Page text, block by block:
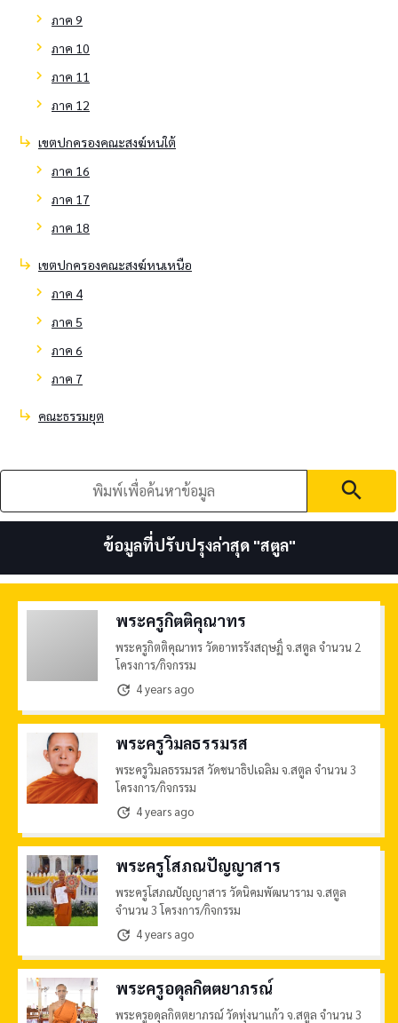
chevron_right
ภาค 9
chevron_right
ภาค 10
chevron_right
ภาค 11
chevron_right
ภาค 12
subdirectory_arrow_right เขตปกครองคณะสงฆ์หนใต้
chevron_right
ภาค 16
chevron_right
ภาค 17
chevron_right
ภาค 18
subdirectory_arrow_right เขตปกครองคณะสงฆ์หนเหนือ
chevron_right
ภาค 4
chevron_right
ภาค 5
chevron_right
ภาค 6
chevron_right
ภาค 7
subdirectory_arrow_right คณะธรรมยุต
search
ข้อมูลที่ปรับปรุงล่าสุด "สตูล"
พระครูกิตติคุณาทร
พระครูกิตติคุณาทร วัดอาทรรังสฤษฏิ์ จ.สตูล จำนวน 2
โครงการ/กิจกรรม
update 4 years ago
พระครูวิมลธรรมรส
พระครูวิมลธรรมรส วัดชนาธิปเฉลิม จ.สตูล จำนวน 3
โครงการ/กิจกรรม
update 4 years ago
พระครูโสภณปัญญาสาร
พระครูโสภณปัญญาสาร วัดนิคมพัฒนาราม จ.สตูล
จำนวน 3 โครงการ/กิจกรรม
update 4 years ago
พระครูอดุลกิตตยาภรณ์
พระครูอดุลกิตตยาภรณ์ วัดทุ่งนาแก้ว จ.สตูล จำนวน 3